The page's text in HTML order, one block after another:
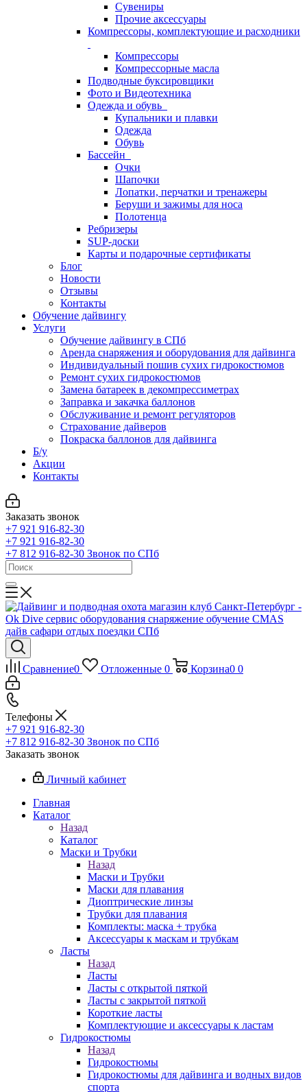
Сувениры
Прочие аксессуары
Компрессоры, комплектующие и расходники
Компрессоры
Компрессорные масла
Подводные буксировщики
Фото и Видеотехника
Одежда и обувь
Купальники и плавки
Одежда
Обувь
Бассейн
Очки
Шапочки
Лопатки, перчатки и тренажеры
Беруши и зажимы для носа
Полотенца
Ребризеры
SUP-доски
Карты и подарочные сертификаты
Блог
Новости
Отзывы
Контакты
Обучение дайвингу
Услуги
Обучение дайвингу в СПб
Аренда снаряжения и оборудования для дайвинга
Индивидуальный пошив сухих гидрокостюмов
Ремонт сухих гидрокостюмов
Замена батареек в декомпрессиметрах
Заправка и закачка баллонов
Обслуживание и ремонт регуляторов
Страхование дайверов
Покраска баллонов для дайвинга
Б/у
Акции
Контакты
Заказать звонок
+7 921 916-82-30
+7 921 916-82-30
+7 812 916-82-30 Звонок по СПб
Сравнение0 Отложенные 0 Корзина0 0
Телефоны
+7 921 916-82-30
+7 812 916-82-30 Звонок по СПб
Заказать звонок
Личный кабинет
Главная
Каталог
Назад
Каталог
Маски и Трубки
Назад
Маски и Трубки
Маски для плавания
Диоптрические линзы
Трубки для плавания
Комплекты: маска + трубка
Аксессуары к маскам и трубкам
Ласты
Назад
Ласты
Ласты с открытой пяткой
Ласты с закрытой пяткой
Короткие ласты
Комплектующие и аксессуары к ластам
Гидрокостюмы
Назад
Гидрокостюмы
Гидрокостюмы для дайвинга и водных видов
спорта